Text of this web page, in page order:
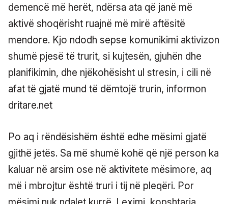
demencë më herët, ndërsa ata që janë më
aktivë shoqërisht ruajnë më mirë aftësitë
mendore. Kjo ndodh sepse komunikimi aktivizon
shumë pjesë të trurit, si kujtesën, gjuhën dhe
planifikimin, dhe njëkohësisht ul stresin, i cili në
afat të gjatë mund të dëmtojë trurin, informon
dritare.net
Po aq i rëndësishëm është edhe mësimi gjatë
gjithë jetës. Sa më shumë kohë që një person ka
kaluar në arsim ose në aktivitete mësimore, aq
më i mbrojtur është truri i tij në pleqëri. Por